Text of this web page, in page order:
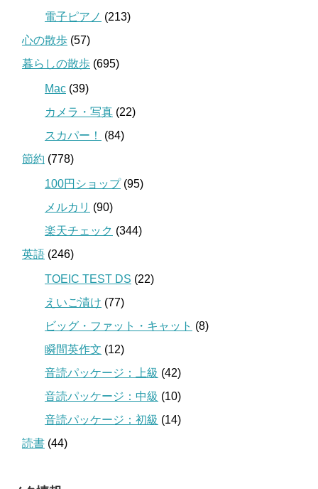
電子ピアノ (213)
心の散歩 (57)
暮らしの散歩 (695)
Mac (39)
カメラ・写真 (22)
スカパー！
(84)
節約 (778)
100円ショップ(95)
メルカリ (90)
楽天チェック (344)
英語 (246)
TOEIC TEST DS (22)
えいご漬け (77)
ビッグ・ファット・キャット (8)
瞬間英作文 (12)
音読パッケージ：上級 (42)
音読パッケージ：中級 (10)
音読パッケージ：初級 (14)
読書 (44)